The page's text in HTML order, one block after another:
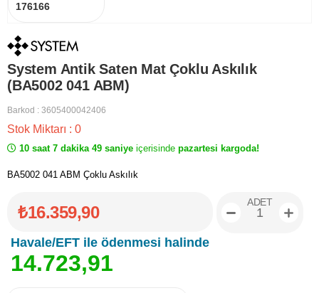
176166
System Antik Saten Mat Çoklu Askılık
(BA5002 041 ABM)
Barkod : 3605400042406
Stok Miktarı : 0
10 saat 7 dakika 49 saniye içerisinde pazartesi kargoda!
BA5002 041 ABM Çoklu Askılık
₺16.359,90
Havale/EFT ile ödenmesi halinde
14.723,91
ADET